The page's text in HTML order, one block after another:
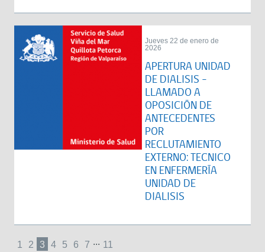
Jueves 22 de enero de
2026
APERTURA UNIDAD
DE DIALISIS -
LLAMADO A
OPOSICIÓN DE
ANTECEDENTES
POR
RECLUTAMIENTO
EXTERNO: TECNICO
EN ENFERMERÍA
UNIDAD DE
DIALISIS
1 2 3 4 5 6 7 ... 11